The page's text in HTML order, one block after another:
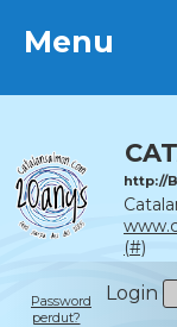
Menu
http://
(#)
Login
Password
perdut?
Menu